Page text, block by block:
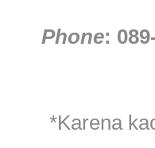
Phone:
*Karena